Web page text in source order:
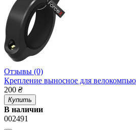
Отзывы (0)
Крепление выносное для
200 ₴
Купить
В наличии
002491